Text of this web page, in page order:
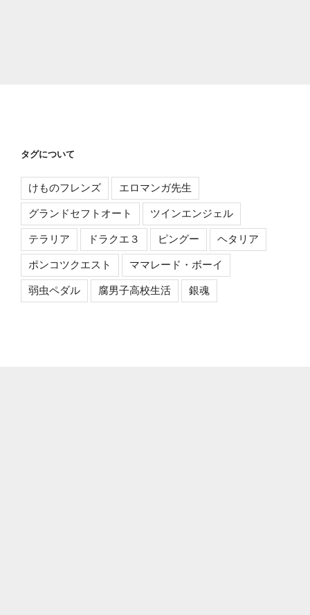
タグについて
けものフレンズ エロマンガ先生
グランドセフトオート ツインエンジェル
テラリア ドラクエ３ ピングー ヘタリア
ポンコツクエスト ママレード・ボーイ
弱虫ペダル 腐男子高校生活 銀魂